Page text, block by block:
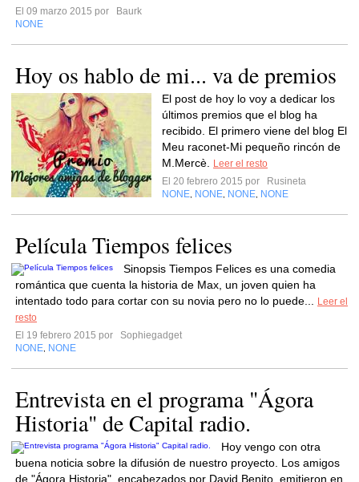
El 09 marzo 2015 por
Baurk
NONE
Hoy os hablo de mi... va de premios
El post de hoy lo voy a dedicar los
últimos premios que el blog ha
recibido. El primero viene del blog El
Meu raconet-Mi pequeño rincón de
M.Mercè.
Leer el resto
El 20 febrero 2015 por
Rusineta
NONE NONE NONE NONE
Película Tiempos felices
Sinopsis Tiempos Felices es una comedia
romántica que cuenta la historia de Max, un joven quien ha
intentado todo para cortar con su novia pero no lo puede...
Leer el
resto
El 19 febrero 2015 por
Sophiegadget
NONE NONE
Entrevista en el programa "Ágora
Historia" de Capital radio.
Hoy vengo con otra
buena noticia sobre la difusión de nuestro proyecto. Los amigos
de "Ágora Historia", encabezados por David Benito, emitieron en